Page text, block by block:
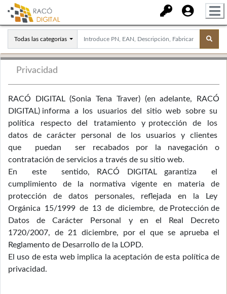
Todas las categorías
Privacidad
RACÓ DIGITAL (Sonia Tena Traver) (en adelante, RACÓ
DIGITAL) informa a los usuarios del sitio web sobre su
política respecto del tratamiento y protección de los
datos de carácter personal de los usuarios y clientes
que puedan ser recabados por la navegación o
contratación de servicios a través de su sitio web.
En este sentido, RACÓ DIGITAL garantiza el
cumplimiento de la normativa vigente en materia de
protección de datos personales, reflejada en la Ley
Orgánica 15/1999 de 13 de diciembre, de Protección de
Datos de Carácter Personal y en el Real Decreto
1720/2007, de 21 diciembre, por el que se aprueba el
Reglamento de Desarrollo de la LOPD.
El uso de esta web implica la aceptación de esta política de
privacidad.